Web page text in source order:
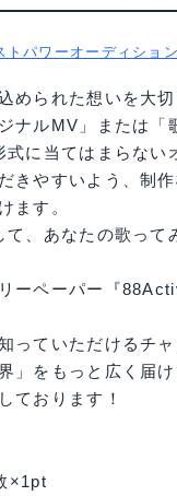
パワーオーディショ
められた想いを大
ナルMV」または「
式に当てはまらない
きやすいよう、制
ます。
、あなたの歌って
ーペーパー『
っていただけるチャ
」をもっと広く届け
ております！
×1pt